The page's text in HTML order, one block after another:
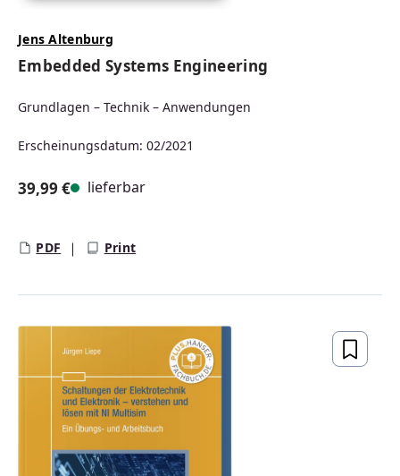
Jens Altenburg
Embedded Systems Engineering
Grundlagen – Technik – Anwendungen
Erscheinungsdatum: 02/2021
39,99 € lieferbar
PDF Print